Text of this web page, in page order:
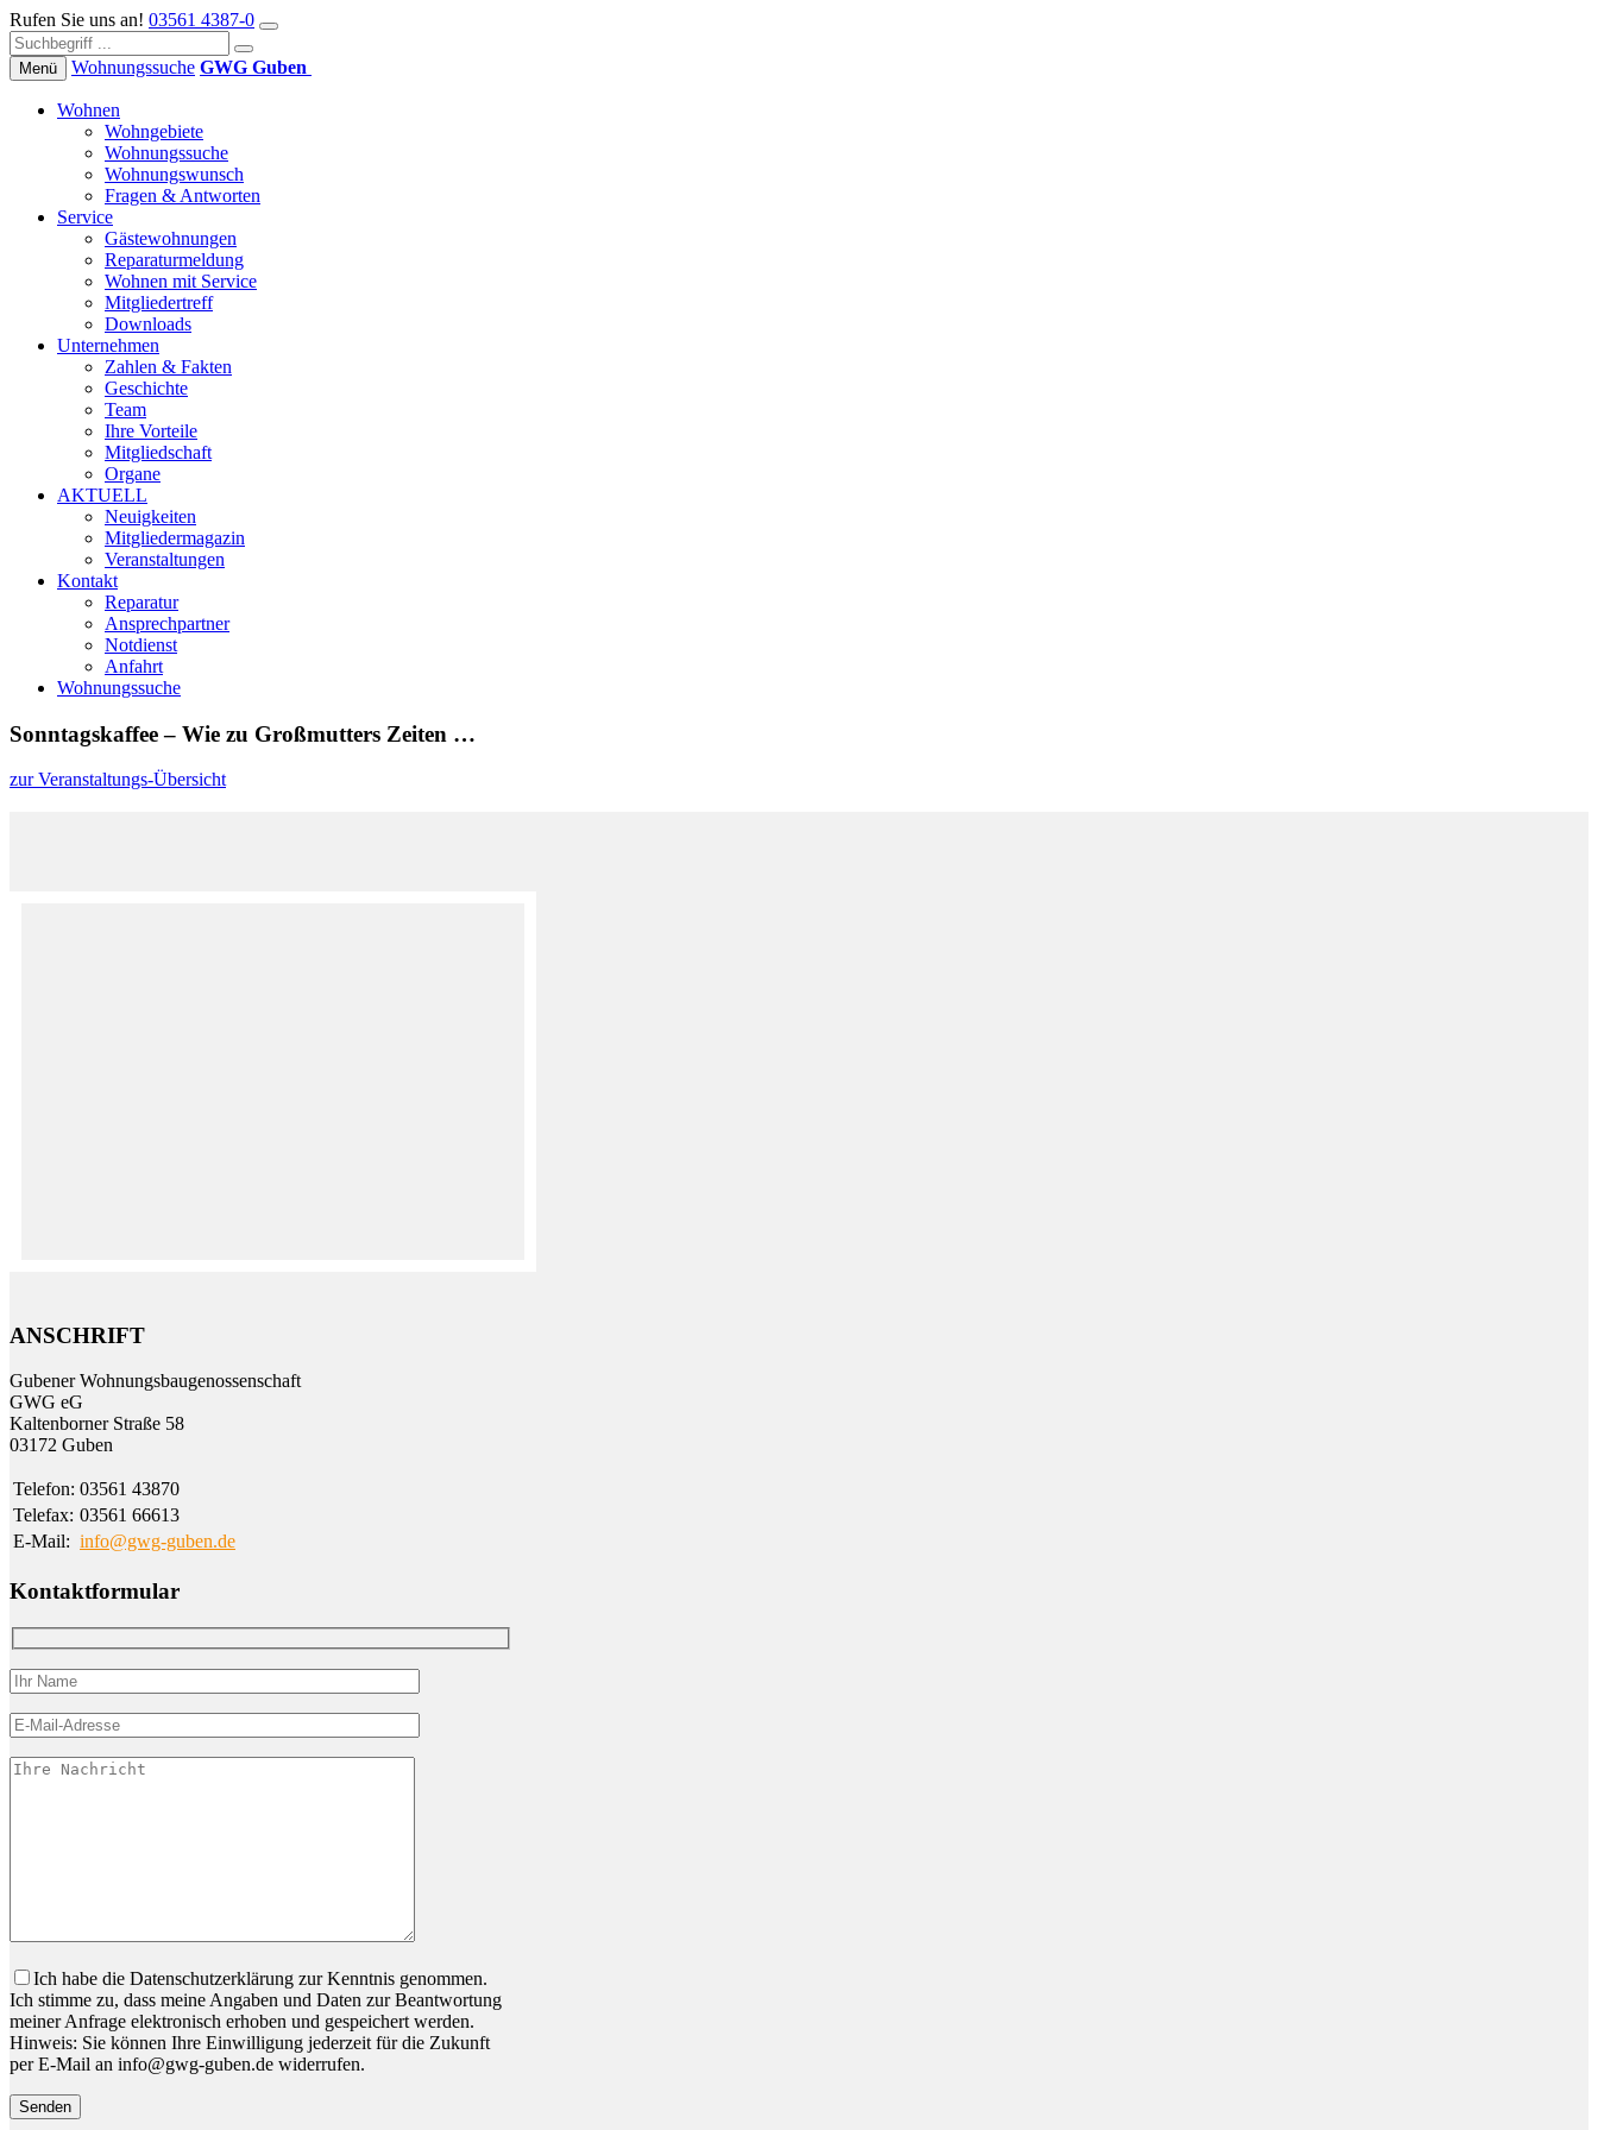
Rufen Sie uns an! 03561 4387-0
Menü Wohnungs­suche GWG Guben
Wohnen
Wohngebiete
Wohnungssuche
Wohnungswunsch
Fragen & Antworten
Service
Gästewohnungen
Reparaturmeldung
Wohnen mit Service
Mitgliedertreff
Downloads
Unternehmen
Zahlen & Fakten
Geschichte
Team
Ihre Vorteile
Mitgliedschaft
Organe
AKTUELL
Neuigkeiten
Mitgliedermagazin
Veranstaltungen
Kontakt
Reparatur
Ansprechpartner
Notdienst
Anfahrt
Wohnungssuche
Sonntagskaffee – Wie zu Großmutters Zeiten …
zur Veranstaltungs-Übersicht
ANSCHRIFT
Gubener Wohnungs­bau­genossen­schaft
GWG eG
Kalten­borner Straße 58
03172 Guben
Telefon: 03561 43870
Telefax: 03561 66613
E-Mail: info@gwg-guben.de
Kontaktformular
Bitte lassen Sie dieses Feld leer.
Ich habe die Datenschutzerklärung zur Kenntnis genommen.
Ich stimme zu, dass meine Angaben und Daten zur Beantwortung
meiner Anfrage elektronisch erhoben und gespeichert werden.
Hinweis: Sie können Ihre Einwilligung jederzeit für die Zukunft
per E-Mail an info@gwg-guben.de widerrufen.